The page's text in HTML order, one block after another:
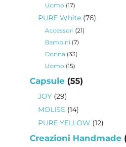
Uomo 1717
prodotti
PURE White 7676
Accessori 2121
Bambini 77
prodotti
Donna 3333
Uomo 1515
Capsule 5555
JOY 2929
prodotti
MOLISE 1414
prodotti
PURE YELLOW 1212
Creazioni Handmade